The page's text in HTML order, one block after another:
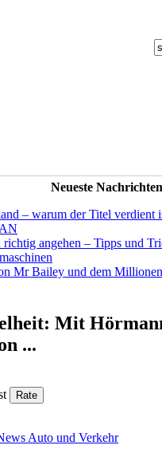
Neueste Nachrichten
– warum der Titel verdient
angehen – Tipps und
Mr Bailey und dem
Mit
...
Auto und Verkehr